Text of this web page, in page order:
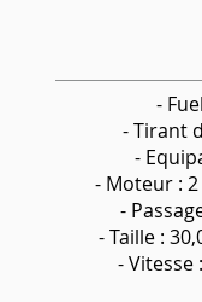
-
-Tirant
-
- Moteur :
-
- Taille :
- Vitesse